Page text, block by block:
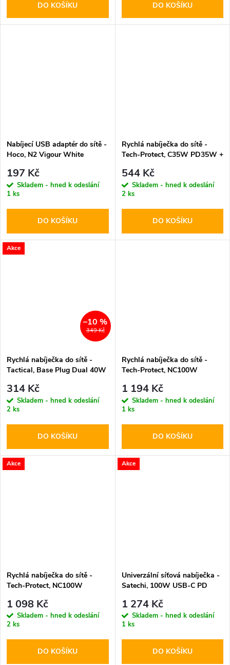
DO KOŠÍKU DO KOŠÍKU
Nabíjecí USB adaptér do sítě -
Hoco, N2 Vigour White
197 Kč
Skladem - hned k odeslání
1 ks
DO KOŠÍKU
Rychlá nabíječka do sítě -
Tech-Protect, C35W PD35W +
544 Kč
Skladem - hned k odeslání
2 ks
DO KOŠÍKU
Akce
349 Kč
–10 %
Rychlá nabíječka do sítě -
Tactical, Base Plug Dual 40W
314 Kč
Skladem - hned k odeslání
2 ks
DO KOŠÍKU
Rychlá nabíječka do sítě -
Tech-Protect, NC100W
1 194 Kč
Skladem - hned k odeslání
1 ks
DO KOŠÍKU
Akce
Rychlá nabíječka do sítě -
Tech-Protect, NC100W
1 098 Kč
Skladem - hned k odeslání
2 ks
DO KOŠÍKU
Akce
Univerzální síťová nabíječka -
Satechi, 100W USB-C PD
1 274 Kč
Skladem - hned k odeslání
1 ks
DO KOŠÍKU